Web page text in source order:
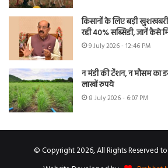
किसानों के लिए बड़ी
रही 40% सब्सिडी, जानें कैसे
9 July 2026 - 12:46 PM
न मंडी की टेंशन, न मौसम का
लाखों रुपये
8 July 2026 - 6:07 PM
© Copyright 2026, All Rights Reserved